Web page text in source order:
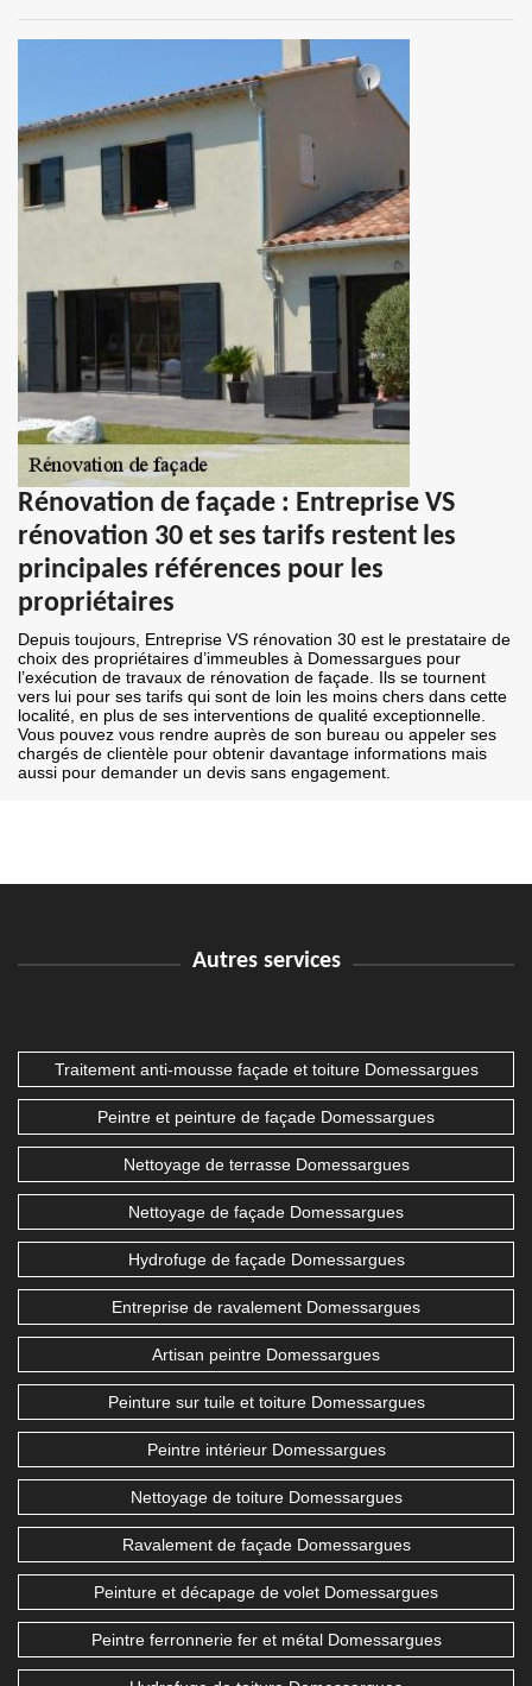
Rénovation de façade : Entreprise VS
rénovation 30 et ses tarifs restent les
principales références pour les
propriétaires
Depuis toujours, Entreprise VS rénovation 30 est le prestataire de
choix des propriétaires d’immeubles à Domessargues pour
l’exécution de travaux de rénovation de façade. Ils se tournent
vers lui pour ses tarifs qui sont de loin les moins chers dans cette
localité, en plus de ses interventions de qualité exceptionnelle.
Vous pouvez vous rendre auprès de son bureau ou appeler ses
chargés de clientèle pour obtenir davantage informations mais
aussi pour demander un devis sans engagement.
Autres services
Traitement anti-mousse façade et toiture Domessargues
Peintre et peinture de façade Domessargues
Nettoyage de terrasse Domessargues
Nettoyage de façade Domessargues
Hydrofuge de façade Domessargues
Entreprise de ravalement Domessargues
Artisan peintre Domessargues
Peinture sur tuile et toiture Domessargues
Peintre intérieur Domessargues
Nettoyage de toiture Domessargues
Ravalement de façade Domessargues
Peinture et décapage de volet Domessargues
Peintre ferronnerie fer et métal Domessargues